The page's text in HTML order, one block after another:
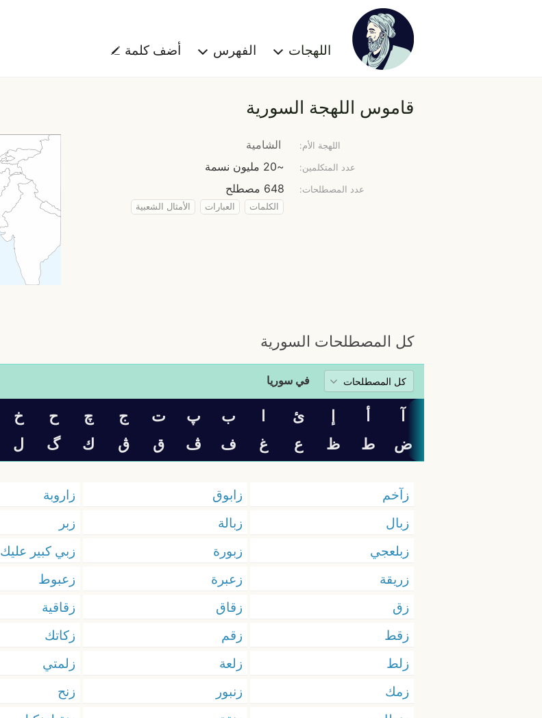
اللهجات الفهرس أضف كلمة
قاموس اللهجة السورية
اللهجة الأم: الشامية
عدد المتكلمين: ~20 مليون نسمة
عدد المصطلحات: 648 مصطلح
الكلمات العبارات الأمثال الشعبية
كل المصطلحات السورية
في سوريا
آ أ إ ئ ا ب پ ت ج چ ح خ
ض
ط ظ ع غ ف ڤ ق ڨ ك گ ل
زآخم زابوق زاروبة
زبال
زبالة زبر
زبلعجي
زبورة زبي كبير عليك
زريقة
زعبرة زعبوط
زق
زقاق زقاقية
زقط
زقم زكاتك
زلط
زلعة زلمتي
زمك
زنبور زنح